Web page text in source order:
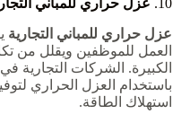
10. عزل حراري للمباني
عزل حراري للمباني التجارية
العمل للموظفين ويقلل من
الكبيرة. الشركات التجارية
باستخدام العزل الحراري
استهلاك الطاقة.